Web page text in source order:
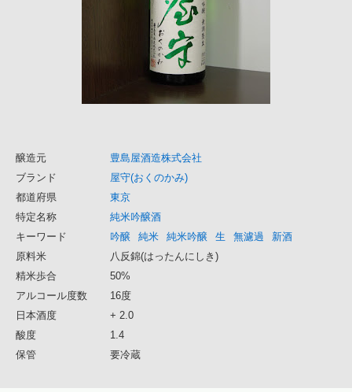
醸造元
豊島屋酒造株式会社
ブランド
屋守(おくのかみ)
都道府県
東京
特定名称
純米吟醸酒
キーワード
吟醸 純米 純米吟醸 生 無濾過
新酒
原料米
八反錦(はったんにしき)
精米歩合
50%
アルコール度数
16度
日本酒度
+ 2.0
酸度
1.4
保管
要冷蔵